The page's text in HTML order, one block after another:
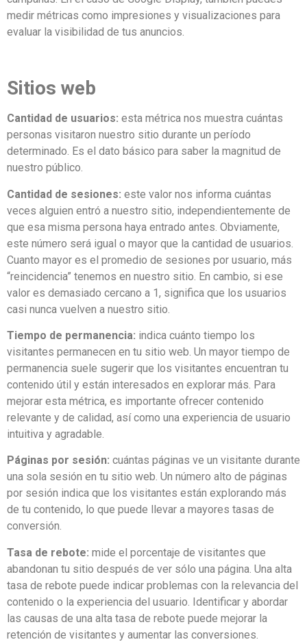
medir métricas como impresiones y visualizaciones para
evaluar la visibilidad de tus anuncios.
Sitios web
Cantidad de usuarios: esta métrica nos muestra cuántas
personas visitaron nuestro sitio durante un período
determinado. Es el dato básico para saber la magnitud de
nuestro público.
Cantidad de sesiones: este valor nos informa cuántas
veces alguien entró a nuestro sitio, independientemente de
que esa misma persona haya entrado antes. Obviamente,
este número será igual o mayor que la cantidad de usuarios.
Cuanto mayor es el promedio de sesiones por usuario, más
“reincidencia” tenemos en nuestro sitio. En cambio, si ese
valor es demasiado cercano a 1, significa que los usuarios
casi nunca vuelven a nuestro sitio.
Tiempo de permanencia: indica cuánto tiempo los
visitantes permanecen en tu sitio web. Un mayor tiempo de
permanencia suele sugerir que los visitantes encuentran tu
contenido útil y están interesados en explorar más. Para
mejorar esta métrica, es importante ofrecer contenido
relevante y de calidad, así como una experiencia de usuario
intuitiva y agradable.
Páginas por sesión: cuántas páginas ve un visitante durante
una sola sesión en tu sitio web. Un número alto de páginas
por sesión indica que los visitantes están explorando más
de tu contenido, lo que puede llevar a mayores tasas de
conversión.
Tasa de rebote: mide el porcentaje de visitantes que
abandonan tu sitio después de ver sólo una página. Una alta
tasa de rebote puede indicar problemas con la relevancia del
contenido o la experiencia del usuario. Identificar y abordar
las causas de una alta tasa de rebote puede mejorar la
retención de visitantes y aumentar las conversiones.